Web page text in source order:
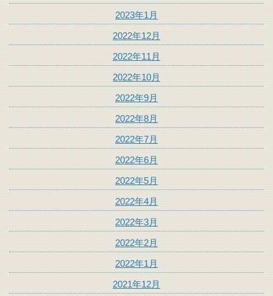
2023年1月
2022年12月
2022年11月
2022年10月
2022年9月
2022年8月
2022年7月
2022年6月
2022年5月
2022年4月
2022年3月
2022年2月
2022年1月
2021年12月